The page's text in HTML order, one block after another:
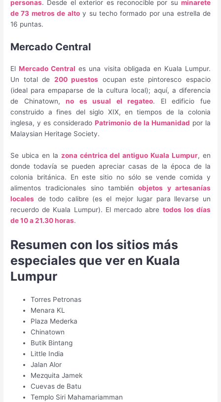
personas. Desde el exterior es reconocible por su minarete
de 73 metros de altoy su techo formado por una estrella de
16 puntas.
Mercado Central
ElMercado Central es una visita obligada en Kuala Lumpur.
Un total de 200 puestos ocupan este pintoresco espacio
(ideal para empaparse de la cultura local); aquí, a diferencia
de Chinatown,no es usual el regateo. El edificio fue
construido a fines del siglo XIX, en tiempos de la colonia
inglesa, y es consideradoPatrimonio de la Humanidad por la
Malaysian Heritage Society.
Se ubica en la zona céntrica del antiguo Kuala Lumpur, en
donde todavía se pueden apreciar casas de la época de la
colonia británica. En este sitio no sólo se vende comida y
alimentos tradicionales sino tambiénobjetos y artesanías
locales de todo calibre (es el mejor lugar para llevarse un
recuerdo de Kuala Lumpur). El mercado abre todos los días
de 10 a 21.30 horas.
Resumen con los sitios más
especiales que ver en Kuala
Lumpur
Torres Petronas
Menara KL
Plaza Mederka
Chinatown
Butik Bintang
Little India
Jalan Alor
Mezquita Jamek
Cuevas de Batu
Templo Siri Mahamariamman